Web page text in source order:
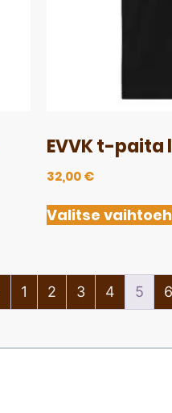
EVVK t-paita
32,00€
Valitse
1 2 3 4 5 6